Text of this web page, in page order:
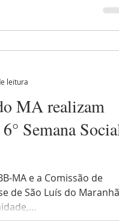
MA realizam
Semana
MA e a Comissão de
de São Luís do
leitura